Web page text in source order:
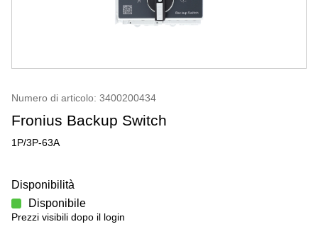
Numero di articolo: 3400200434
Fronius Backup Switch
1P/3P-63A
Disponibilità
Disponibile
Prezzi visibili dopo il login